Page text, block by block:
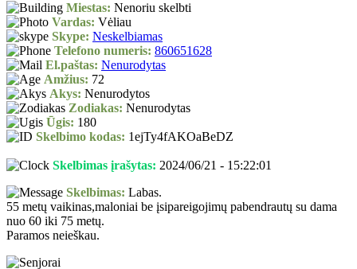
Miestas: Nenoriu skelbti
Vardas: Vėliau
Skype: Neskelbiamas
Telefono numeris: 860651628
El.paštas: Nenurodytas
Amžius: 72
Akys: Nenurodytos
Zodiakas: Nenurodytas
Ūgis: 180
Skelbimo kodas: 1ejTy4fAKOaBeDZ
Skelbimas įrašytas: 2024/06/21 - 15:22:01
Skelbimas: Labas.
55 metų vaikinas,maloniai be įsipareigojimų pabendrautų su dama
nuo 60 iki 75 metų.
Paramos neieškau.